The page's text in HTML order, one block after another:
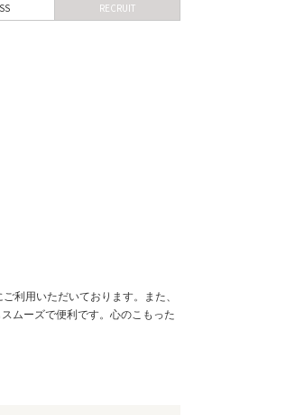
RECRUIT
利用いただいております。また、
ムーズで便利です。心のこもった